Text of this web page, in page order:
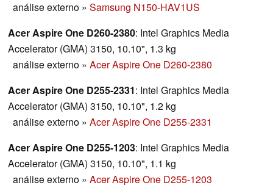
análise externo » Samsung N150-HAV1US
Acer Aspire One D260-2380: Intel Graphics Media
Accelerator (GMA) 3150, 10.10", 1.3 kg
análise externo » Acer Aspire One D260-2380
Acer Aspire One D255-2331: Intel Graphics Media
Accelerator (GMA) 3150, 10.10", 1.2 kg
análise externo » Acer Aspire One D255-2331
Acer Aspire One D255-1203: Intel Graphics Media
Accelerator (GMA) 3150, 10.10", 1.1 kg
análise externo » Acer Aspire One D255-1203